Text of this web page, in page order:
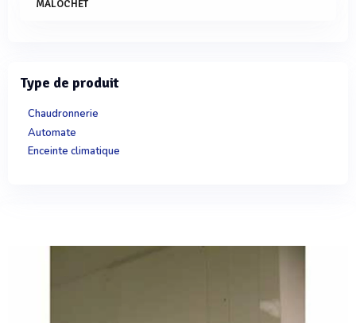
MALOCHET
Type de produit
Chaudronnerie
Automate
Enceinte climatique